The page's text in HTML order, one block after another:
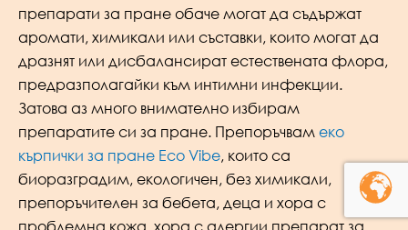
препарати за пране обаче могат да съдържат
аромати, химикали или съставки, които могат да
дразнят или дисбалансират естествената флора,
предразполагайки към интимни инфекции.
Затова аз много внимателно избирам
препаратите си за пране. Препоръчвам еко
кърпички за пране Eco Vibe, които са
биоразградим, екологичен, без химикали,
препоръчителен за бебета, деца и хора с
проблемна кожа, хора с алергии препарат за